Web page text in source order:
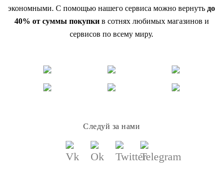
экономными. С помощью нашего сервиса можно вернуть до
40% от суммы покупкив сотнях любимых магазинов и
сервисов по всему миру.
Следуй за нами